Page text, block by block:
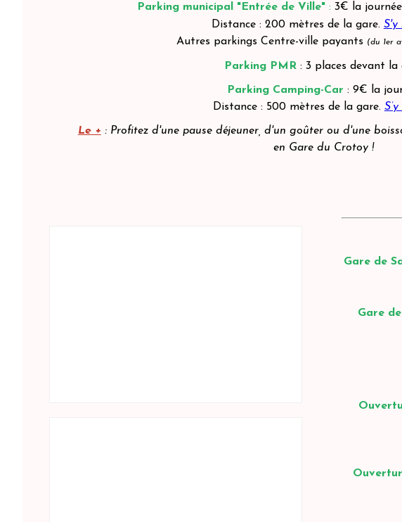
Parking municipal "Entrée de Ville" :3€ la journée
Distance : 200 mètres de la gare. S'y
Autres parkings Centre-ville payants (du 1er
Parking PMR: 3 places devant la
Parking Camping-Car : 9€ la
Distance : 500 mètres de la gare.
Le + : Profitez d'une pause déjeuner, d'un goûter ou d'une
en Gare du Crotoy !
Gare de
Gare